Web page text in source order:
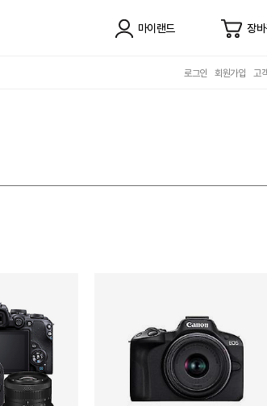
마이랜드 장
로그인 회원가입 고